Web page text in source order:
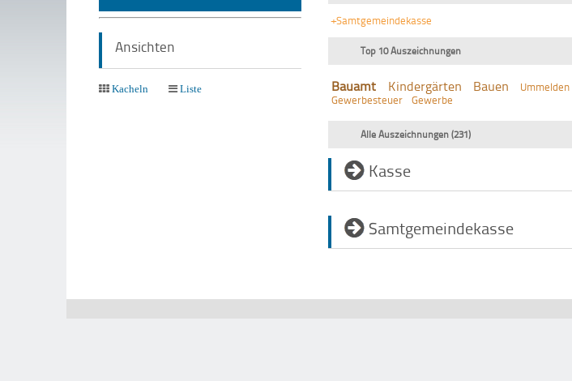
Ansichten
Kacheln Liste
+Samtgemeindekasse
Top 10 Auszeichnungen
Bauamt Kindergärten Bauen Ummelden
Gewerbesteuer
Gewerbe
Alle Auszeichnungen (231)
Kasse
Samtgemeindekasse